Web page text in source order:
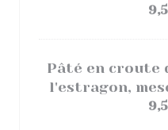
Pâté en croute
l'estragon,